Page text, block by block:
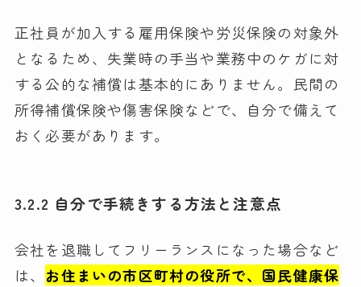
正社員が加入する雇用保険や労災保険の対象外
となるため、失業時の手当や業務中のケガに対
する公的な補償は基本的にありません。民間の
所得補償保険や傷害保険などで、自分で備えて
おく必要があります。
3.2.2 自分で手続きする方法と注意点
会社を退職してフリーランスになった場合など
は、 お住まいの市区町村の役所で、国民健康保